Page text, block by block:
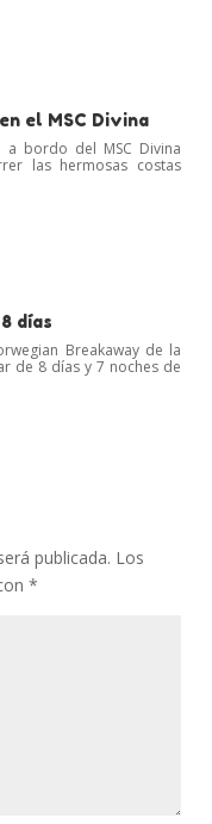
el MSC Divina
bordo del MSC Divina
las hermosas costas
días
Breakaway de la
de 8 días y 7 noches de
publicada. Los
*